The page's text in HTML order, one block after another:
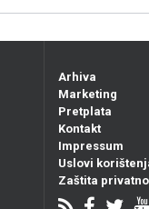
Arhiva
Marketing
Pretplata
Kontakt
Impressum
Uslovi
Zaštita